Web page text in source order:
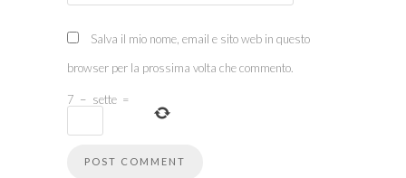
Salva il mio nome, email e sito web in questo
browser per la prossima volta che commento.
7 − sette =